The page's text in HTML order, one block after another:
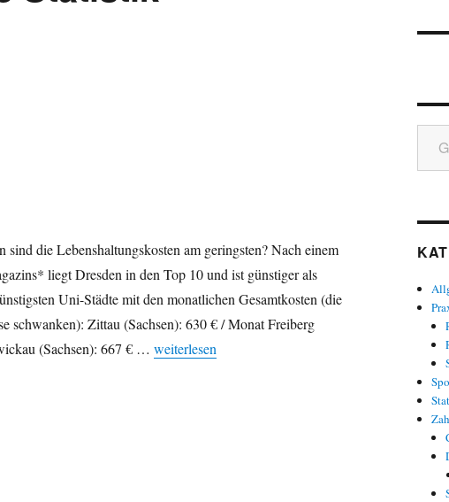
sind die Lebenshaltungskosten am geringsten? Nach einem
liegt Dresden in den Top 10 und ist günstiger als
Uni-Städte mit den monatlichen Gesamtkosten (die
schwanken): Zittau (Sachsen): 630 € / Monat Freiberg
(Sachsen): 667 € … „Wo ist Studieren am günstigsten? Dresden in den
weiterlesen
Gib deine E-Mail-Adresse ein ...